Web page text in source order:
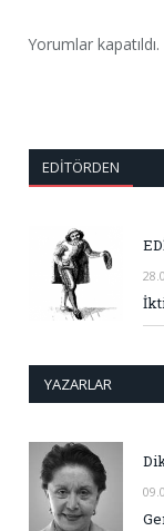
Yorumlar kapatıldı.
EDITÖRDEN
YAZARLAR